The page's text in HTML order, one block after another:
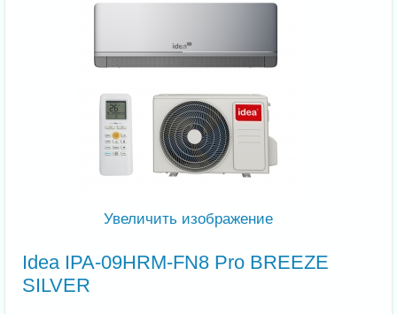
Увеличить изображение
Idea IPA-09HRM-FN8 Pro BREEZE
SILVER